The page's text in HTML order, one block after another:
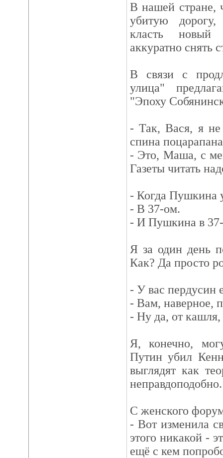
В нашей стране,
убитую дорогу,
класть новый
аккуратно снять
В связи с
улица"
"Эпоху
- Так, Вася, я не
спина
- Это, Маша, с
Газеты читать
- Когда Пушкина
- В 37-ом.
- И Пушкина в
Я за один день
Как? Да просто
- У вас пердусин
- Вам, наверное,
- Ну да, от кашля,
Я, конечно,
Путин убил
выглядят как
неправдоподобно.
С женского
- Вот изменила
этого никакой -
ещё с кем